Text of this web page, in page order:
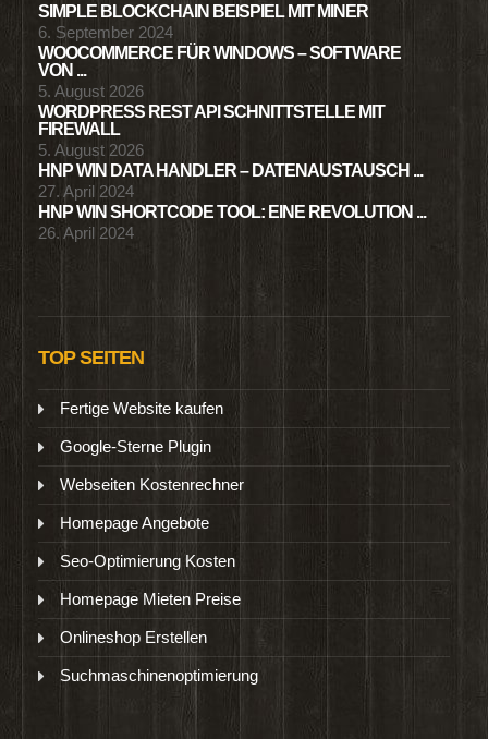
SIMPLE BLOCKCHAIN BEISPIEL MIT MINER
6. September 2024
WOOCOMMERCE FÜR WINDOWS – SOFTWARE
VON ...
5. August 2026
WORDPRESS REST API SCHNITTSTELLE MIT
FIREWALL
5. August 2026
HNP WIN DATA HANDLER – DATENAUSTAUSCH ...
27. April 2024
HNP WIN SHORTCODE TOOL: EINE REVOLUTION ...
26. April 2024
TOP SEITEN
Fertige Website kaufen
Google-Sterne Plugin
Webseiten Kostenrechner
Homepage Angebote
Seo-Optimierung Kosten
Homepage Mieten Preise
Onlineshop Erstellen
Suchmaschinenoptimierung